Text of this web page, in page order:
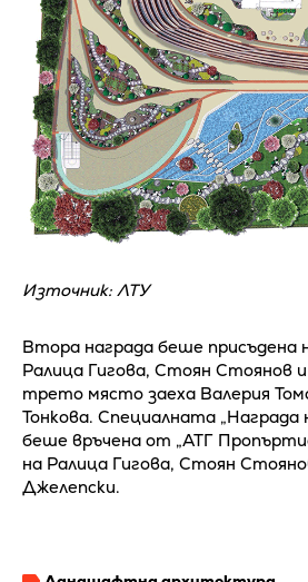
Източник: ЛТУ
Втора награда беше присъдена
Ралица Гигова, Стоян Стоянов
трето място заеха Валерия
Тонкова. Специалната „Награда
беше връчена от „АТГ
на Ралица Гигова, Стоян
Джелепски.